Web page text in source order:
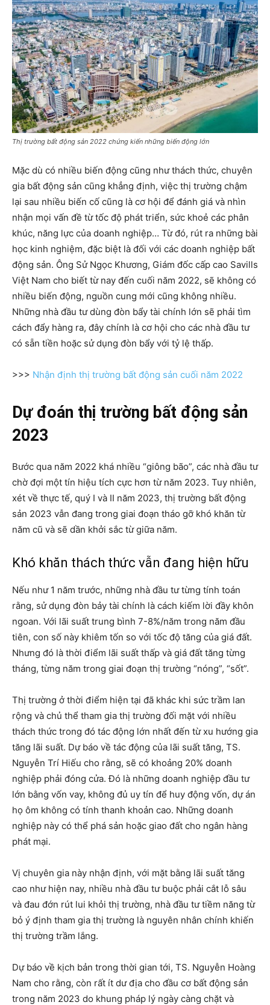
Thị trường bất động sản 2022 chứng kiến những biến động lớn
Mặc dù có nhiều biến động cũng như thách thức, chuyên
gia bất động sản cũng khẳng định, việc thị trường chậm
lại sau nhiều biến cố cũng là cơ hội để đánh giá và nhìn
nhận mọi vấn đề từ tốc độ phát triển, sức khoẻ các phân
khúc, năng lực của doanh nghiệp… Từ đó, rút ra những bài
học kinh nghiệm, đặc biệt là đối với các doanh nghiệp bất
động sản. Ông Sử Ngọc Khương, Giám đốc cấp cao Savills
Việt Nam cho biết từ nay đến cuối năm 2022, sẽ không có
nhiều biến động, nguồn cung mới cũng không nhiều.
Những nhà đầu tư dùng đòn bẩy tài chính lớn sẽ phải tìm
cách đẩy hàng ra, đây chính là cơ hội cho các nhà đầu tư
có sẵn tiền hoặc sử dụng đòn bẩy với tỷ lệ thấp.
>>> Nhận định thị trường bất động sản cuối năm 2022
Dự đoán thị trường bất động sản
2023
Bước qua năm 2022 khá nhiều “giông bão”, các nhà đầu tư
chờ đợi một tín hiệu tích cực hơn từ năm 2023. Tuy nhiên,
xét về thực tế, quý I và II năm 2023, thị trường bất động
sản 2023 vẫn đang trong giai đoạn tháo gỡ khó khăn từ
năm cũ và sẽ dần khởi sắc từ giữa năm.
Khó khăn thách thức vẫn đang hiện hữu
Nếu như 1 năm trước, những nhà đầu tư từng tính toán
rằng, sử dụng đòn bảy tài chính là cách kiếm lời đầy khôn
ngoan. Với lãi suất trung bình 7-8%/năm trong năm đầu
tiên, con số này khiêm tốn so với tốc độ tăng của giá đất.
Nhưng đó là thời điểm lãi suất thấp và giá đất tăng từng
tháng, từng năm trong giai đoạn thị trường “nóng”, “sốt”.
Thị trường ở thời điểm hiện tại đã khác khi sức trầm lan
rộng và chủ thể tham gia thị trường đối mặt với nhiều
thách thức trong đó tác động lớn nhất đến từ xu hướng gia
tăng lãi suất. Dự báo về tác động của lãi suất tăng, TS.
Nguyễn Trí Hiếu cho rằng, sẽ có khoảng 20% doanh
nghiệp phải đóng cửa. Đó là những doanh nghiệp đầu tư
lớn bằng vốn vay, không đủ uy tín để huy động vốn, dự án
họ ôm không có tính thanh khoản cao. Những doanh
nghiệp này có thể phá sản hoặc giao đất cho ngân hàng
phát mại.
Vị chuyên gia này nhận định, với mặt bằng lãi suất tăng
cao như hiện nay, nhiều nhà đầu tư buộc phải cắt lỗ sâu
và đau đớn rút lui khỏi thị trường, nhà đầu tư tiềm năng từ
bỏ ý định tham gia thị trường là nguyên nhân chính khiến
thị trường trầm lắng.
Dự báo về kịch bản trong thời gian tới, TS. Nguyễn Hoàng
Nam cho rằng, còn rất ít dư địa cho đầu cơ bất động sản
trong năm 2023 do khung pháp lý ngày càng chặt và